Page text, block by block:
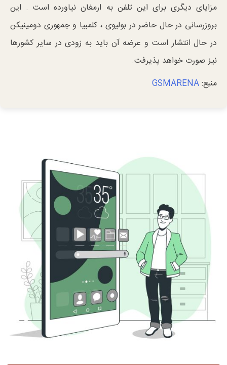
مزایای دیگری برای این تلفن به ارمغان نیاورده است . این
بروزرسانی در حال حاضر در بولیوی ، کلمبیا و جمهوری دومینیکن
در حال انتشار است و عرضه آن باید به زودی در سایر کشورها
نیز صورت خواهد پذیرفت.
منبع:GSMARENA